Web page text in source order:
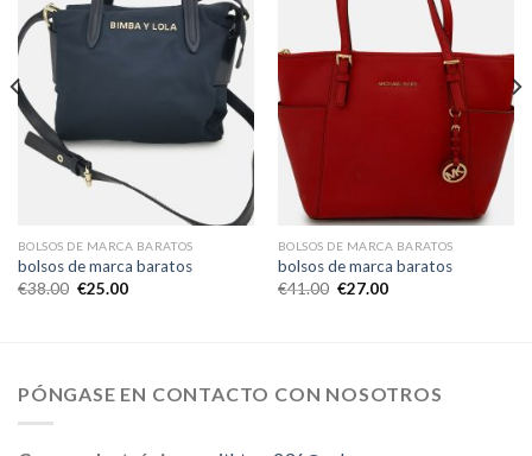
BOLSOS DE MARCA BARATOS
bolsos de marca baratos
€38.00 €25.00
BOLSOS DE MARCA BARATOS
bolsos de marca baratos
€41.00 €27.00
PÓNGASE EN CONTACTO CON NOSOTROS